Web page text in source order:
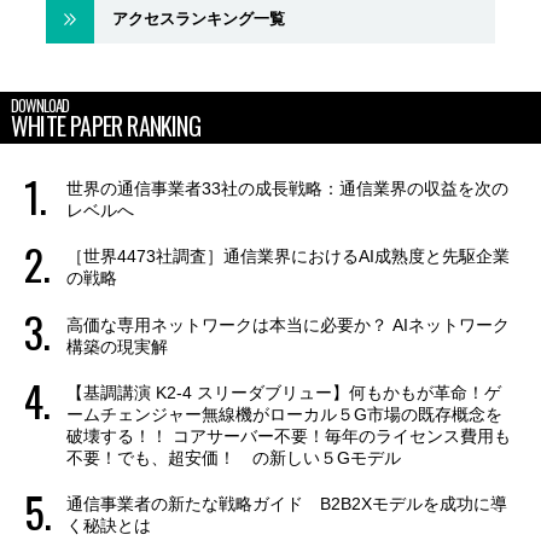
アクセスランキング一覧
DOWNLOAD
WHITE PAPER RANKING
世界の通信事業者33社の成長戦略：通信業界の収益を次の
レベルへ
［世界4473社調査］通信業界におけるAI成熟度と先駆企業
の戦略
高価な専用ネットワークは本当に必要か？ AIネットワーク
構築の現実解
【基調講演 K2-4 スリーダブリュー】何もかもが革命！ゲ
ームチェンジャー無線機がローカル５G市場の既存概念を
破壊する！！ コアサーバー不要！毎年のライセンス費用も
不要！でも、超安価！ の新しい５Gモデル
通信事業者の新たな戦略ガイド B2B2Xモデルを成功に導
く秘訣とは